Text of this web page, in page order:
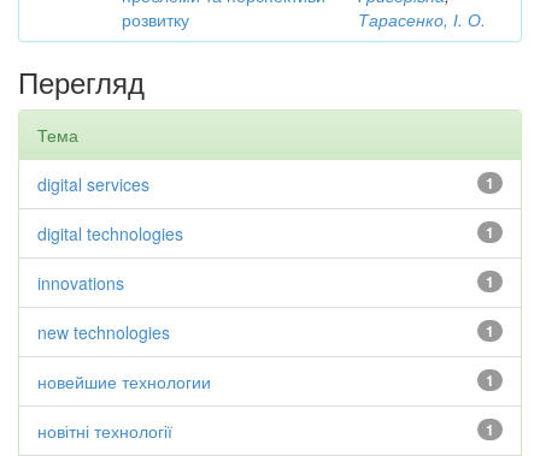
розвитку
Тарасенко, І. О.
Перегляд
Тема
1
digital services
1
digital technologies
1
innovations
1
new technologies
1
новейшие технологии
1
новітні технології